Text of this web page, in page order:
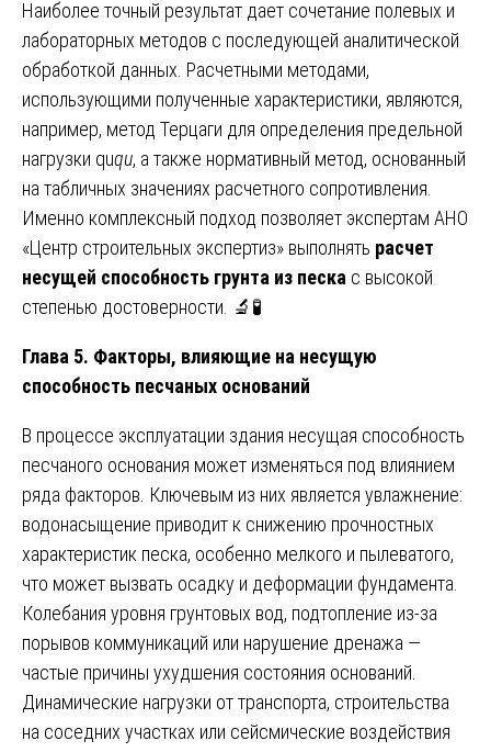
Наиболее точный результат дает сочетание полевых и
лабораторных методов с последующей аналитической
обработкой данных. Расчетными методами,
использующими полученные характеристики, являются,
например, метод Терцаги для определения предельной
нагрузки ququ​, а также нормативный метод, основанный
на табличных значениях расчетного сопротивления.
Именно комплексный подход позволяет экспертам АНО
«Центр строительных экспертиз» выполнять расчет
несущей способность грунта из песка с высокой
степенью достоверности. 🔬🧪
Глава 5. Факторы, влияющие на несущую
способность песчаных оснований
В процессе эксплуатации здания несущая способность
песчаного основания может изменяться под влиянием
ряда факторов. Ключевым из них является увлажнение:
водонасыщение приводит к снижению прочностных
характеристик песка, особенно мелкого и пылеватого,
что может вызвать осадку и деформации фундамента.
Колебания уровня грунтовых вод, подтопление из-за
порывов коммуникаций или нарушение дренажа —
частые причины ухудшения состояния оснований.
Динамические нагрузки от транспорта, строительства
на соседних участках или сейсмические воздействия